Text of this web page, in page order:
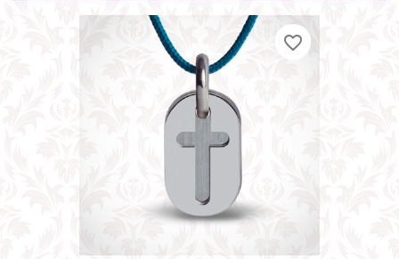
favorite_border
favorite_border
favorite_border